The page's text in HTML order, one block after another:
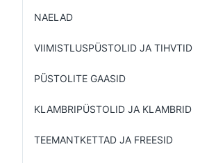
NAELAD
VIIMISTLUSPÜSTOLID JA TIHVTID
PÜSTOLITE GAASID
KLAMBRIPÜSTOLID JA KLAMBRID
TEEMANTKETTAD JA FREESID